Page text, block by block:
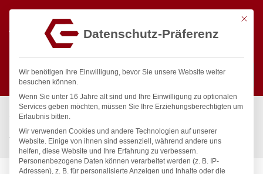
Suchen
Start / Gastronomiebedarf & Gastro Geräte für Profis
Präsentation
Möbel & Absperrungen
Transportwagen für Tische, HENDI, 1800x850x(H)990mm
Mit
Datenschutz-Präferenz
Wir benötigen Ihre Einwilligung, bevor Sie unsere Website weiter
besuchen können.
Wenn Sie unter 16 Jahre alt sind und Ihre Einwilligung zu optionalen
Services geben möchten, müssen Sie Ihre Erziehungsberechtigten um
Erlaubnis bitten.
Wir verwenden Cookies und andere Technologien auf unserer
Website. Einige von ihnen sind essenziell, während andere uns
helfen, diese Website und Ihre Erfahrung zu verbessern.
Personenbezogene Daten können verarbeitet werden (z. B. IP-
Adressen), z. B. für personalisierte Anzeigen und Inhalte oder die